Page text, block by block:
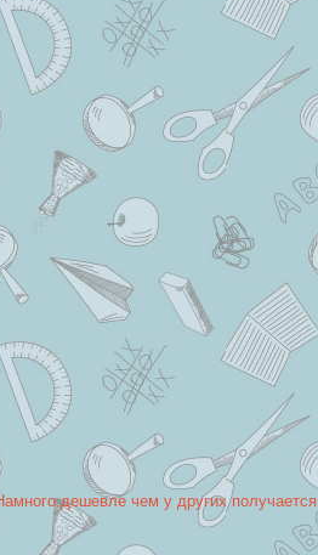
дешевле чем у других получается